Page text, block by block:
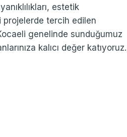
estetik
tercih edilen
genelinde sunduğumuz
kalıcı değer katıyoruz.